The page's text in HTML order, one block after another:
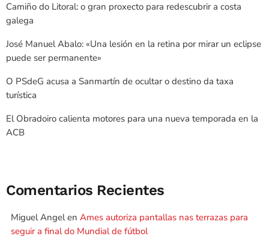
Camiño do Litoral: o gran proxecto para redescubrir a costa
galega
José Manuel Abalo: «Una lesión en la retina por mirar un eclipse
puede ser permanente»
O PSdeG acusa a Sanmartín de ocultar o destino da taxa
turística
El Obradoiro calienta motores para una nueva temporada en la
ACB
Comentarios Recientes
Miguel Angelen Ames autoriza pantallas nas terrazas para
seguir a final do Mundial de fútbol